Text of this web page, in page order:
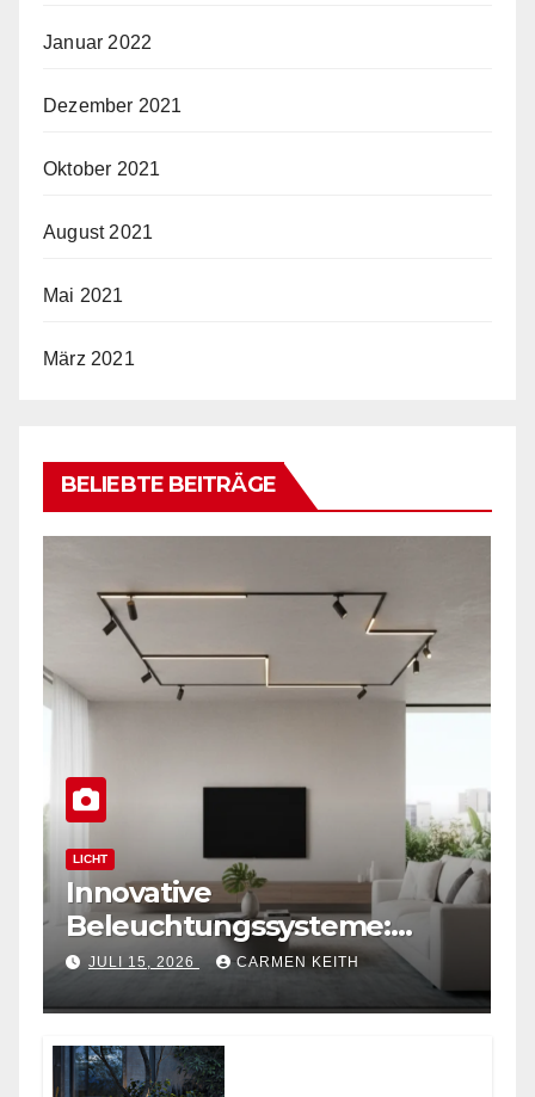
Januar 2022
Dezember 2021
Oktober 2021
August 2021
Mai 2021
März 2021
BELIEBTE BEITRÄGE
LICHT
Innovative
Beleuchtungssysteme:
Moderne magnetische
Schienensysteme für
JULI 15, 2026 CARMEN KEITH